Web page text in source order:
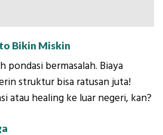
Bikin Miskin
pondasi bermasalah. Biaya
struktur bisa ratusan juta!
atau healing ke luar negeri, kan?